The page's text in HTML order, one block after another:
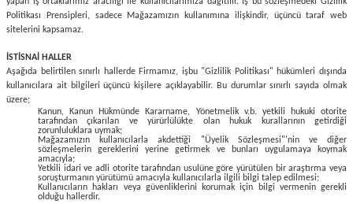
Politikası Prensipleri, sadece Mağazamızın kullanımına ilişkindir, üçüncü taraf web
sitelerini kapsamaz.
İSTİSNAİ HALLER
Aşağıda belirtilen sınırlı hallerde Firmamız, işbu "Gizlilik Politikası" hükümleri dışında
kullanıcılara ait bilgileri üçüncü kişilere açıklayabilir. Bu durumlar sınırlı sayıda olmak
üzere;
Kanun, Kanun Hükmünde Kararname, Yönetmelik v.b. yetkili hukuki otorite
tarafından çıkarılan ve yürürlülükte olan hukuk kurallarının getirdiği
zorunluluklara uymak;
Mağazamızın
kullanıcılarla akdettiği "Üyelik Sözleşmesi"'nin ve diğer
sözleşmelerin gereklerini yerine getirmek ve bunları uygulamaya koymak
amacıyla;
Yetkili idari ve adli otorite tarafından usulüne göre yürütülen bir araştırma veya
soruşturmanın yürütümü amacıyla kullanıcılarla ilgili bilgi talep edilmesi;
Kullanıcıların hakları veya güvenliklerini korumak için bilgi vermenin gerekli
olduğu hallerdir.